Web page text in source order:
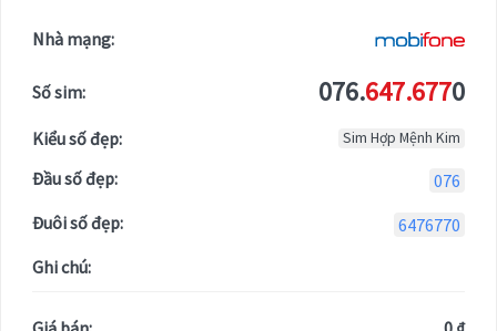
Nhà mạng:
Số sim: 076.647.6770
Kiểu số đẹp: Sim Hợp Mệnh Kim
Đầu số đẹp:
076
Đuôi số đẹp:
6476770
Ghi chú: